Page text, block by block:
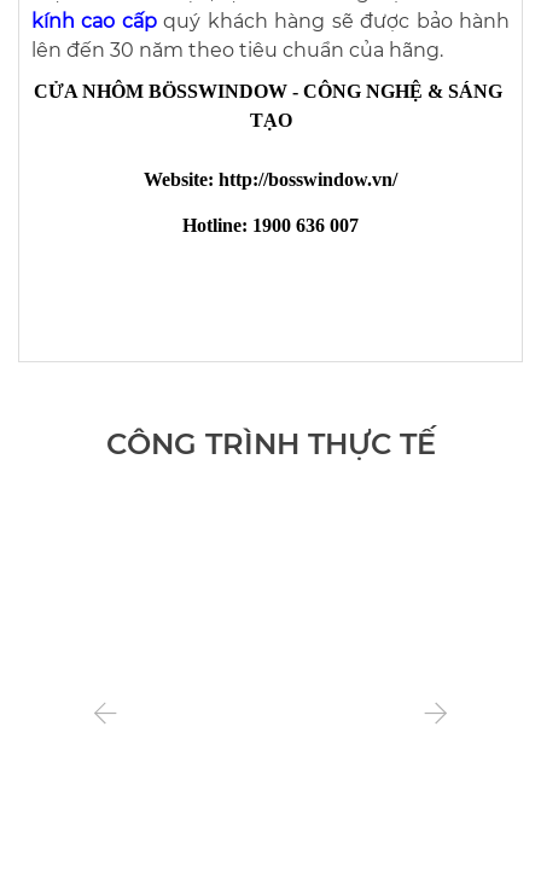
kính cao cấpquý khách hàng sẽ được bảo hành
lên đến 30 năm theo tiêu chuẩn của hãng.
CỬA NHÔM BÖSSWINDOW - CÔNG NGHỆ & SÁNG
TẠO
Website: http://bosswindow.vn/
Hotline: 1900 636 007
CÔNG TRÌNH THỰC TẾ